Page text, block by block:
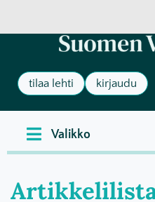
tilaa lehti kirjaudu